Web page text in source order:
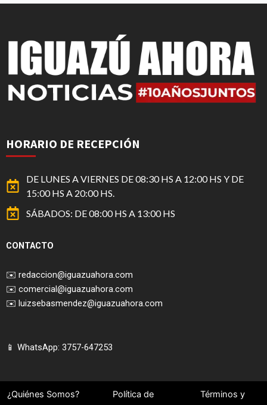
HORARIO DE RECEPCIÓN
DE LUNES A VIERNES DE 08:30 HS A 12:00 HS Y DE
15:00 HS A 20:00 HS.
SÁBADOS: DE 08:00 HS A 13:00 HS
CONTACTO
✉️ redaccion@iguazuahora.com
✉️ comercial@iguazuahora.com
✉️ luizsebasmendez@iguazuahora.com
📱 WhatsApp: 3757-647253
¿Quiénes Somos?
Política de
Términos y